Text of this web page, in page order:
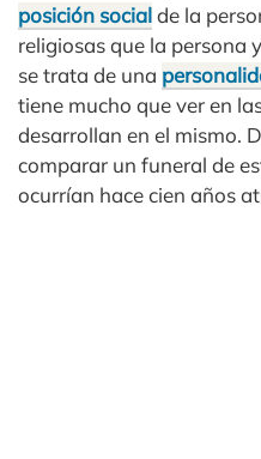
posición socialde la
religiosas que la persona
se trata de una
tiene mucho que ver en
desarrollan en el mismo.
comparar un funeral de
ocurrían hace cien años